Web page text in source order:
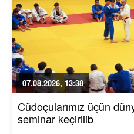
07.08.2026, 13:38
Cüdoçularımız üçün
seminar keçirilib